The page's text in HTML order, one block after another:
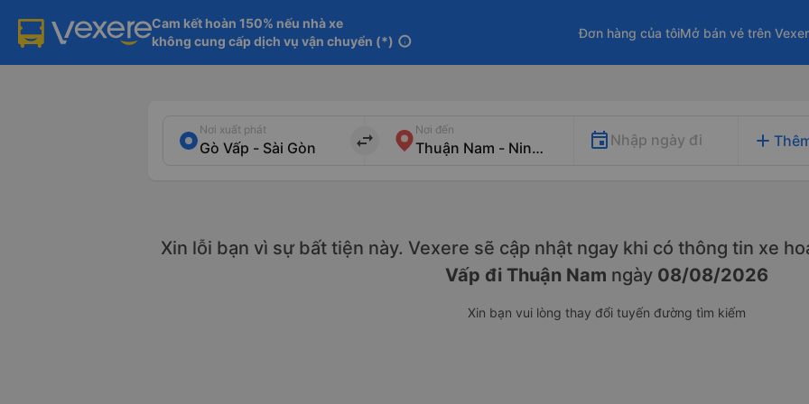
Cam kết hoàn 150% nếu nhà xe
không cung cấp dịch vụ vận chuyển (*) info
Đơn hàng của tôiMở bán vé trên
Nơi xuất phát
import_export
Nơi đến
Nhập ngày đi add
Xin lỗi bạn vì sự bất tiện này. Vexere sẽ cập nhật ngay khi có thông tin xe
Vấp đi Thuận Nam ngày 08/08/2026
Xin bạn vui lòng thay đổi tuyến đường tìm kiếm